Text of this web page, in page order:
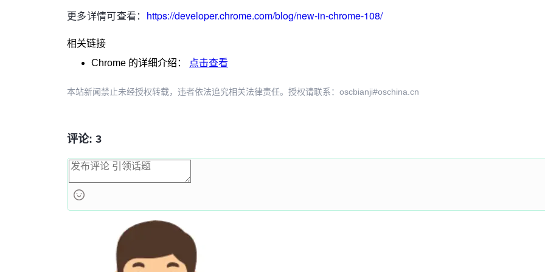
更多详情可查看： https://developer.chrome.com/blog/new-in-chrome-108/
相关链接
Chrome 的详细介绍： 点击查看
本站新闻禁止未经授权转载，违者依法追究相关法律责任。授权请联系：oscbianji#oschina.cn
评论: 3